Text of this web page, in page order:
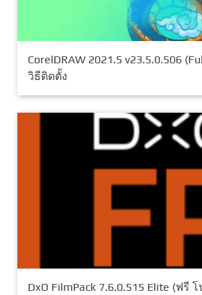
CorelDRAW 2021.5 v23.5.0.506
วิธีติดตั้ง
DxO FilmPack 7.6.0.515 Elite (ฟรี